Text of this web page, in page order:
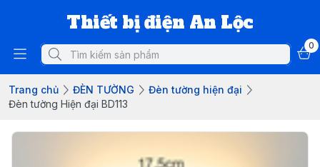
Thiết bị điện An Lộc
0
Trang chủ ĐÈN TƯỜNG
Đèn tường hiện đại
Đèn tường Hiện đại BD113